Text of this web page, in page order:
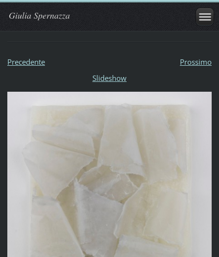
Giulia Spernazza
Precedente
Prossimo
Slideshow